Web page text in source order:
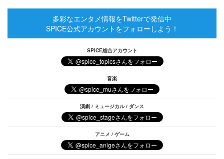
多彩なエンタメ情報をTwitterで発信中
SPICE公式アカウントをフォローしよう！
SPICE総合アカウント
音楽
演劇 / ミュージカル / ダンス
アニメ / ゲーム